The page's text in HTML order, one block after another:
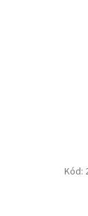
Kód: